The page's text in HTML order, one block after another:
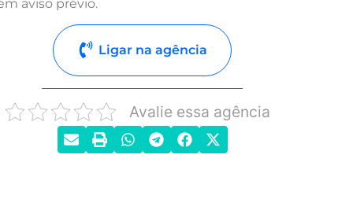
aviso prévio.
Ligar na agência
Avalie essa agência